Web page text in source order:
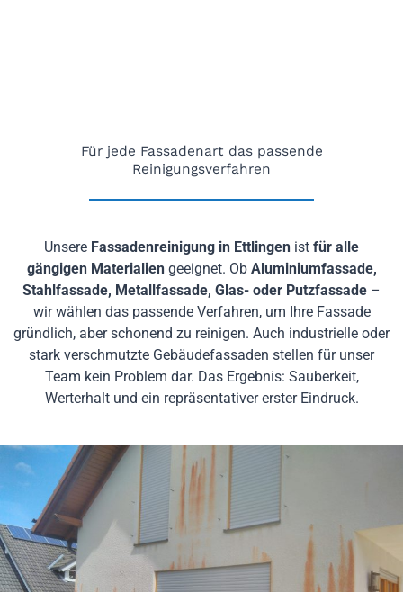
Für jede Fassadenart das passende
Reinigungsverfahren
Unsere Fassadenreinigung in Ettlingen ist für alle
gängigen Materialiengeeignet. Ob Aluminiumfassade,
Stahlfassade, Metallfassade, Glas- oder Putzfassade –
wir wählen das passende Verfahren, um Ihre Fassade
gründlich, aber schonend zu reinigen. Auch industrielle oder
stark verschmutzte Gebäudefassaden stellen für unser
Team kein Problem dar. Das Ergebnis: Sauberkeit,
Werterhalt und ein repräsentativer erster Eindruck.